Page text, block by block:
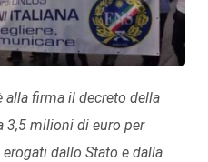
alla firma il decreto della
3,5 milioni di euro per
dallo Stato e dalla